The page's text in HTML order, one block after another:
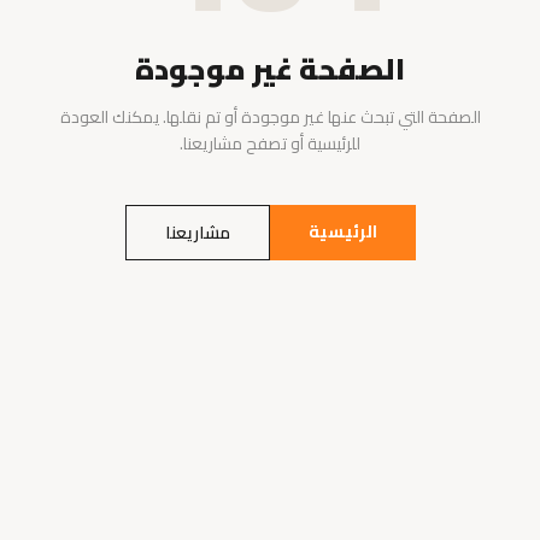
الصفحة غير موجودة
الصفحة التي تبحث عنها غير موجودة أو تم نقلها. يمكنك العودة
للرئيسية أو تصفح مشاريعنا.
الرئيسية مشاريعنا